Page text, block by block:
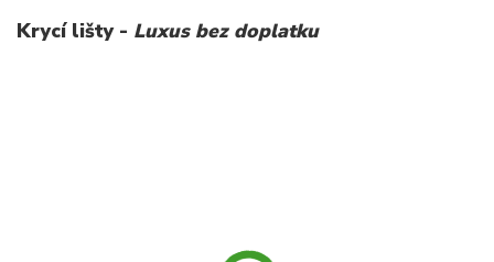
Krycí lišty - Luxus bez doplatku